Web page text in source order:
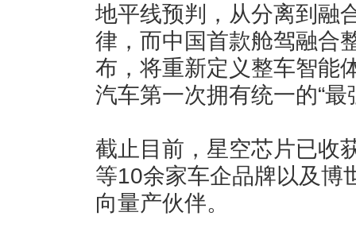
地平线预判，从分离到融
律，而中国首款舱驾融合
布，将重新定义整车智能
汽车第一次拥有统一的“最
截止目前，星空芯片已收
等10余家车企品牌以及博
向量产伙伴。